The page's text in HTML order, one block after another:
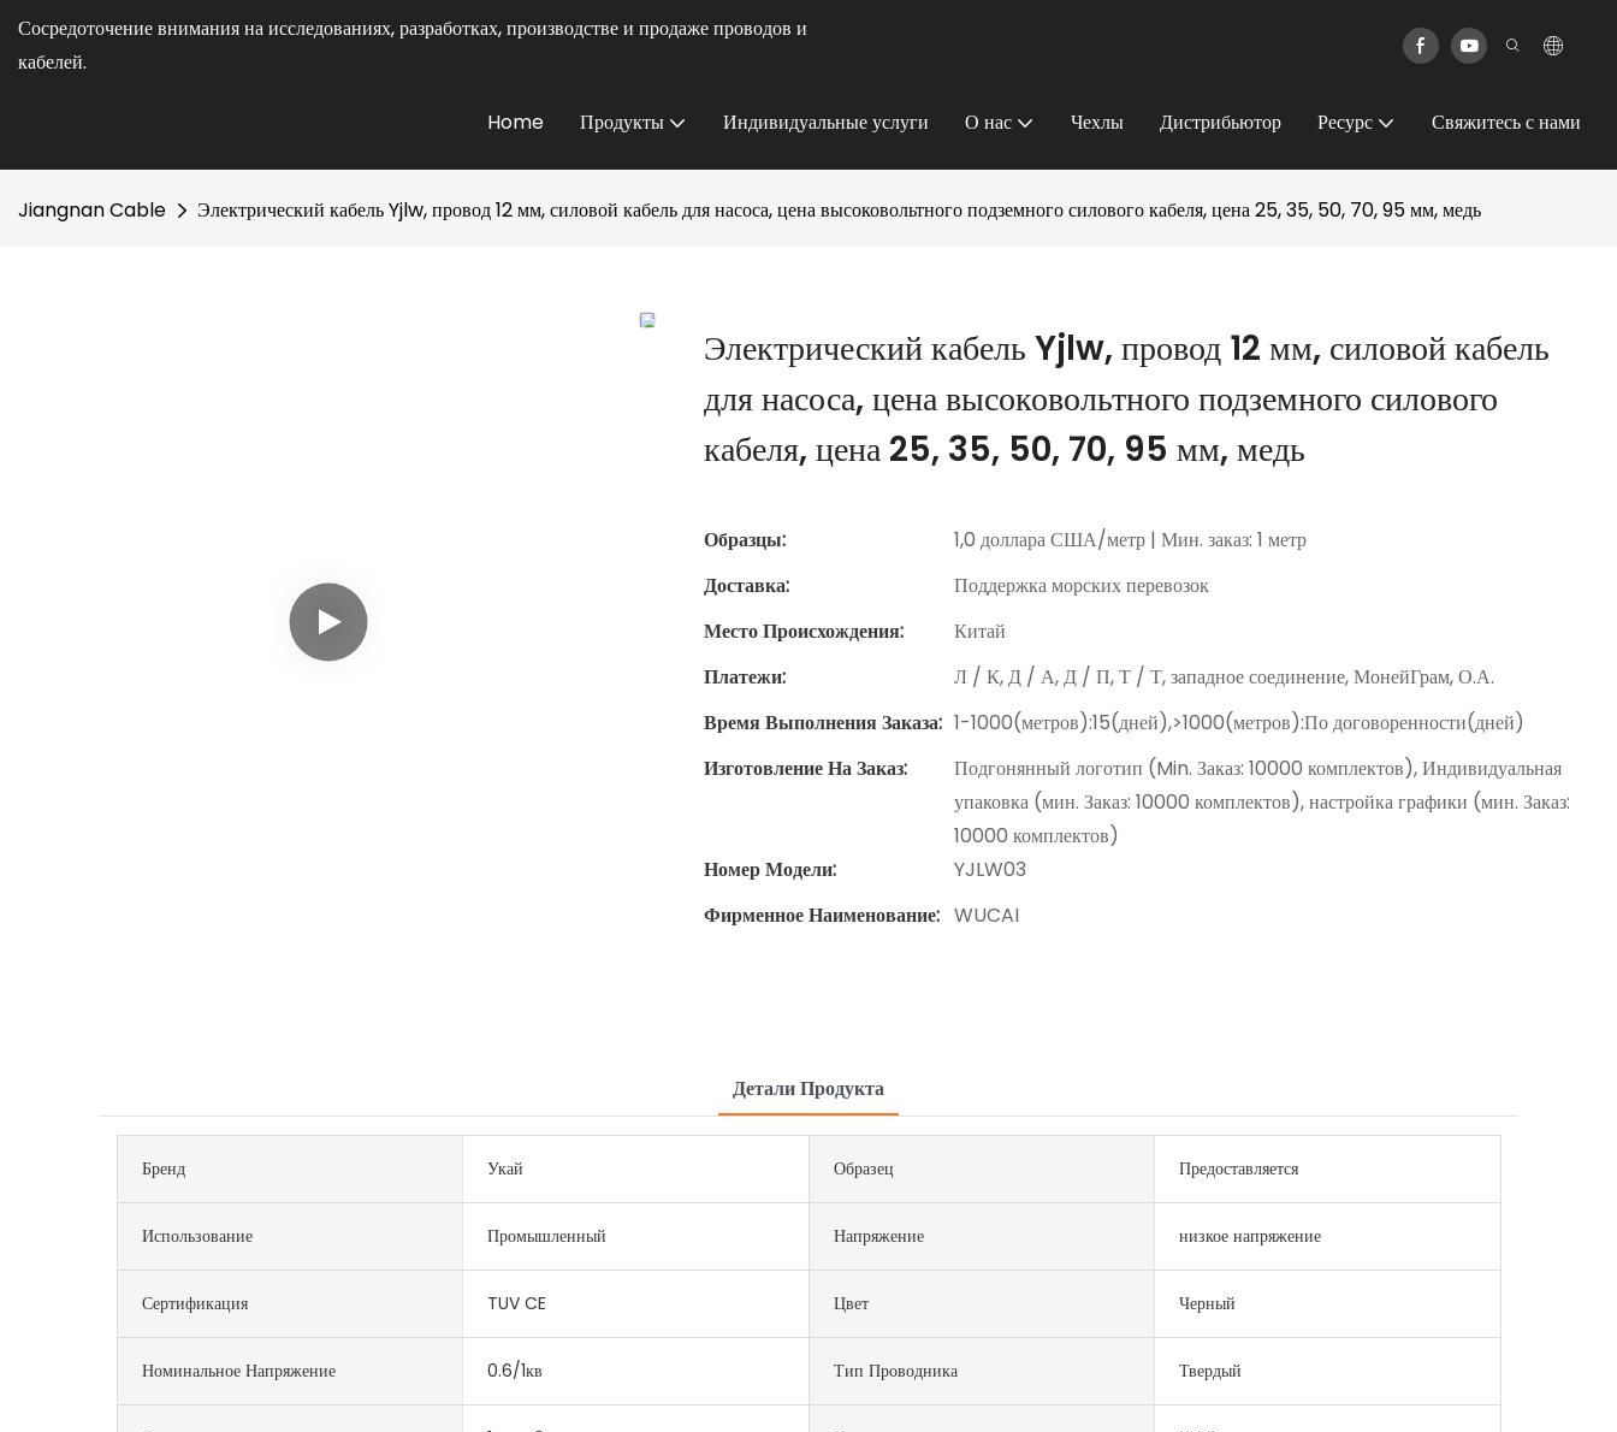
Сосредоточение внимания на исследованиях, разработках, производстве и продаже проводов и
кабелей.
Home Продукты Индивидуальные услуги О нас Чехлы Дистрибьютор Ресурс Свяжитесь с нами
Jiangnan Cable Электрический кабель Yjlw, провод 12 мм, силовой кабель для насоса, цена высоковольтного подземного силового кабеля, цена 25, 35, 50, 70, 95 мм, медь
Электрический кабель Yjlw, провод 12 мм, силовой кабель
для насоса, цена высоковольтного подземного силового
кабеля, цена 25, 35, 50, 70, 95 мм, медь
Образцы:
1,0 доллара США/метр | Мин. заказ: 1 метр
Доставка:
Поддержка морских перевозок
Место Происхождения:
Китай
Платежи:
Л / К, Д / А, Д / П, Т / Т, западное соединение, МонейГрам, О.А.
Время Выполнения Заказа: 1-1000(метров):15(дней),>1000(метров):По договоренности(дней)
Изготовление На Заказ:
Подгонянный логотип (Min. Заказ: 10000 комплектов), Индивидуальная
упаковка (мин. Заказ: 10000 комплектов), настройка графики (мин. Заказ:
10000 комплектов)
Номер Модели:
YJLW03
Фирменное Наименование: WUCAI
Детали Продукта
Бренд Укай Образец Предоставляется
Использование Промышленный Напряжение низкое напряжение
Сертификация TUV CE Цвет Черный
Номинальное Напряжение 0.6/1кв Тип Проводника Твердый